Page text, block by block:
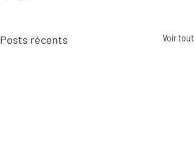
Posts récents Voir tout